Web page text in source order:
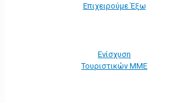
Επιχειρούμε Έξω
Ενίσχυση
Τουριστικών ΜΜΕ